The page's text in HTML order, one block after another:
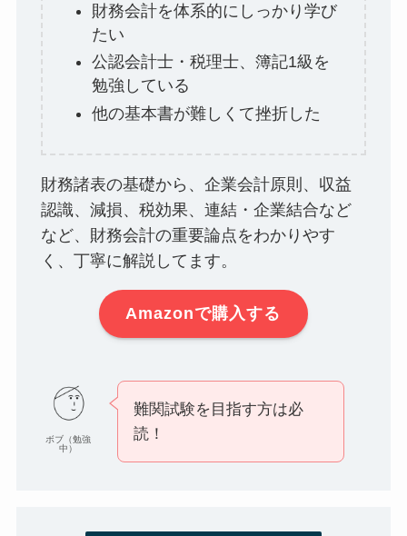
財務会計を体系的にしっかり学び
たい
公認会計士・税理士、簿記1級を
勉強している
他の基本書が難しくて挫折した
財務諸表の基礎から、企業会計原則、収益
認識、減損、税効果、連結・企業結合など
など、財務会計の重要論点をわかりやす
く、丁寧に解説してます。
Amazonで購入する
ボブ（勉強
中）
難関試験を目指す方は必
読！